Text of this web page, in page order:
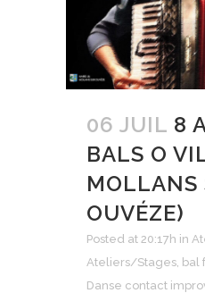
06 JUIL 8
BALS O
MOLLANS
OUVÉZE)
Posted at 20:17h in
Ateliers/Stages bal
Danse contact